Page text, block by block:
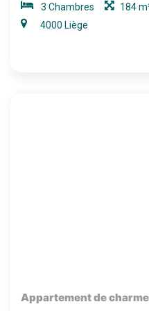
3 Chambres
184
4000 Liège
Appartement de